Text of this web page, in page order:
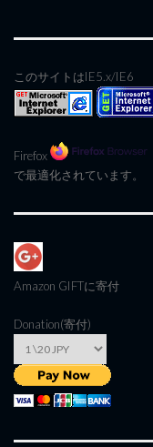
このサイトはIE5.x/IE6
Firefox
で最適化されています。
Amazon GIFTに寄付
Donation(寄付)